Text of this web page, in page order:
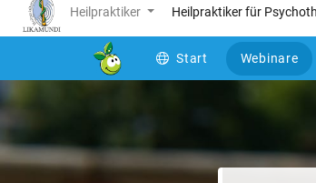
Heilpraktiker Heilpraktiker für
Start
Webinare